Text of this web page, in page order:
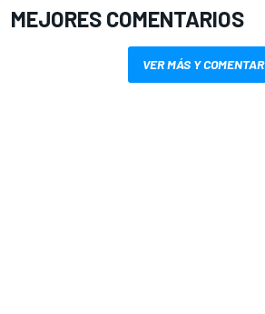
MEJORES COMENTARIOS
VER MÁS Y COMENTAR